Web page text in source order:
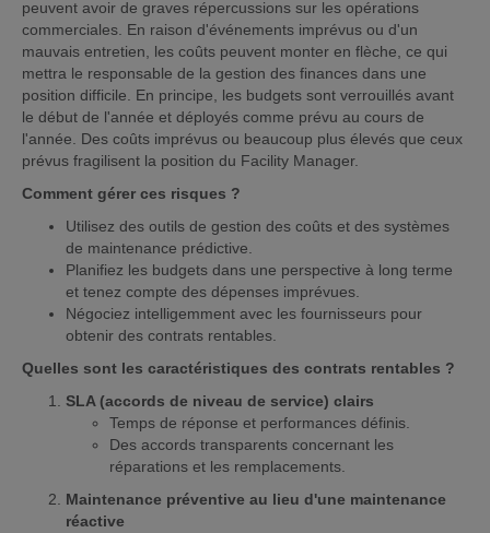
peuvent avoir de graves répercussions sur les opérations
commerciales. En raison d'événements imprévus ou d'un
mauvais entretien, les coûts peuvent monter en flèche, ce qui
mettra le responsable de la gestion des finances dans une
position difficile. En principe, les budgets sont verrouillés avant
le début de l'année et déployés comme prévu au cours de
l'année. Des coûts imprévus ou beaucoup plus élevés que ceux
prévus fragilisent la position du Facility Manager.
Comment gérer ces risques ?
Utilisez des outils de gestion des coûts et des systèmes
de maintenance prédictive.
Planifiez les budgets dans une perspective à long terme
et tenez compte des dépenses imprévues.
Négociez intelligemment avec les fournisseurs pour
obtenir des contrats rentables.
Quelles sont les caractéristiques des contrats rentables ?
SLA (accords de niveau de service) clairs
Temps de réponse et performances définis.
Des accords transparents concernant les
réparations et les remplacements.
Maintenance préventive au lieu d'une maintenance
réactive